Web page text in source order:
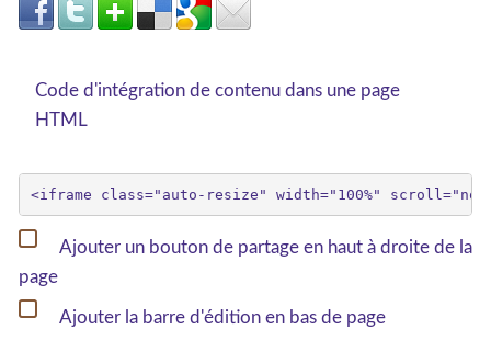
Code d'intégration de contenu dans une page
HTML
Ajouter un bouton de partage en haut à droite de la
page
Ajouter la barre d'édition en bas de page